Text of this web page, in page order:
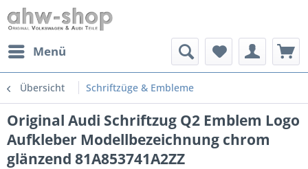
Menü
Übersicht Schriftzüge & Embleme
Original Audi Schriftzug Q2 Emblem Logo
Aufkleber Modellbezeichnung chrom
glänzend 81A853741A2ZZ